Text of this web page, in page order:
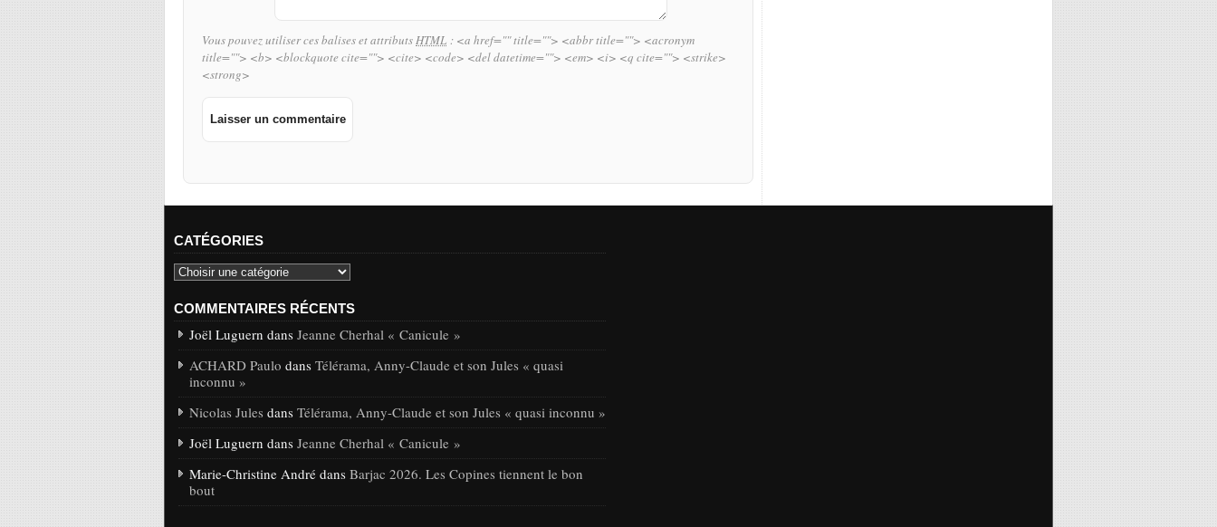
Vous pouvez utiliser ces balises et attributsHTML : <a href="" title=""> <abbr title=""> <acronym
title=""> <b> <blockquote cite=""> <cite> <code> <del datetime=""> <em> <i> <q cite=""> <strike>
<strong>
CATÉGORIES
COMMENTAIRES RÉCENTS
Joël Luguern dans Jeanne Cherhal « Canicule »
ACHARD Paulo dans Télérama, Anny-Claude et son Jules « quasi
inconnu »
Nicolas Jules dans Télérama, Anny-Claude et son Jules « quasi inconnu »
Joël Luguern dans Jeanne Cherhal « Canicule »
Marie-Christine André dans Barjac 2026. Les Copines tiennent le bon
bout